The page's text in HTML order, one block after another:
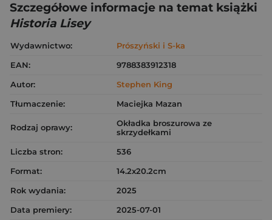
Szczegółowe informacje na temat książki
Historia Lisey
Wydawnictwo:
Prószyński i S-ka
EAN:
9788383912318
Autor:
Stephen King
Tłumaczenie:
Maciejka Mazan
Rodzaj oprawy:
Okładka broszurowa ze
skrzydełkami
Liczba stron:
536
Format:
14.2x20.2cm
Rok wydania:
2025
Data premiery:
2025-07-01